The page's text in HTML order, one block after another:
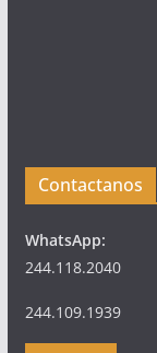
Contactanos
WhatsApp:
244.118.2040
244.109.1939